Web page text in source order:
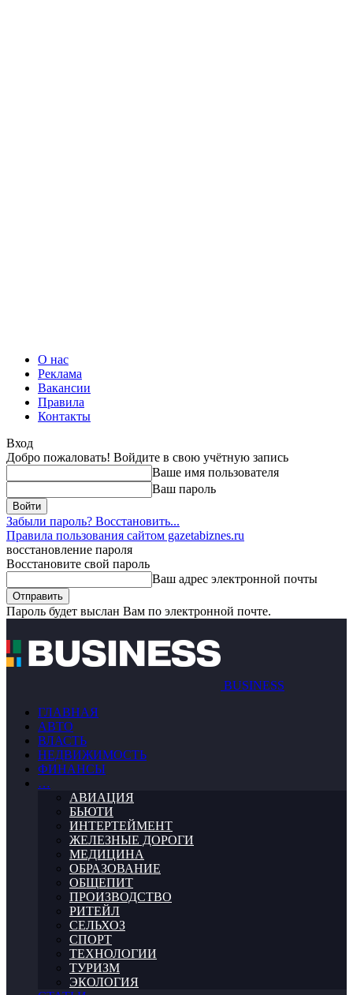
О нас
Реклама
Вакансии
Правила
Контакты
Вход
Добро пожаловать! Войдите в свою учётную запись
Ваше имя пользователя
Ваш пароль
Забыли пароль? Восстановить...
Правила пользования сайтом gazetabiznes.ru
восстановление пароля
Восстановите свой пароль
Ваш адрес электронной почты
Пароль будет выслан Вам по электронной почте.
BUSINESS
ГЛАВНАЯ
АВТО
ВЛАСТЬ
НЕДВИЖИМОСТЬ
ФИНАНСЫ
…
АВИАЦИЯ
БЬЮТИ
ИНТЕРТЕЙМЕНТ
ЖЕЛЕЗНЫЕ ДОРОГИ
МЕДИЦИНА
ОБРАЗОВАНИЕ
ОБЩЕПИТ
ПРОИЗВОДСТВО
РИТЕЙЛ
СЕЛЬХОЗ
СПОРТ
ТЕХНОЛОГИИ
ТУРИЗМ
ЭКОЛОГИЯ